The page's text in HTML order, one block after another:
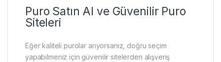
Puro Satın Al ve Güvenilir Puro
Siteleri
Eğer kaliteli purolar arıyorsanız, doğru seçim
yapabilmeniz için güvenilir sitelerden alışveriş